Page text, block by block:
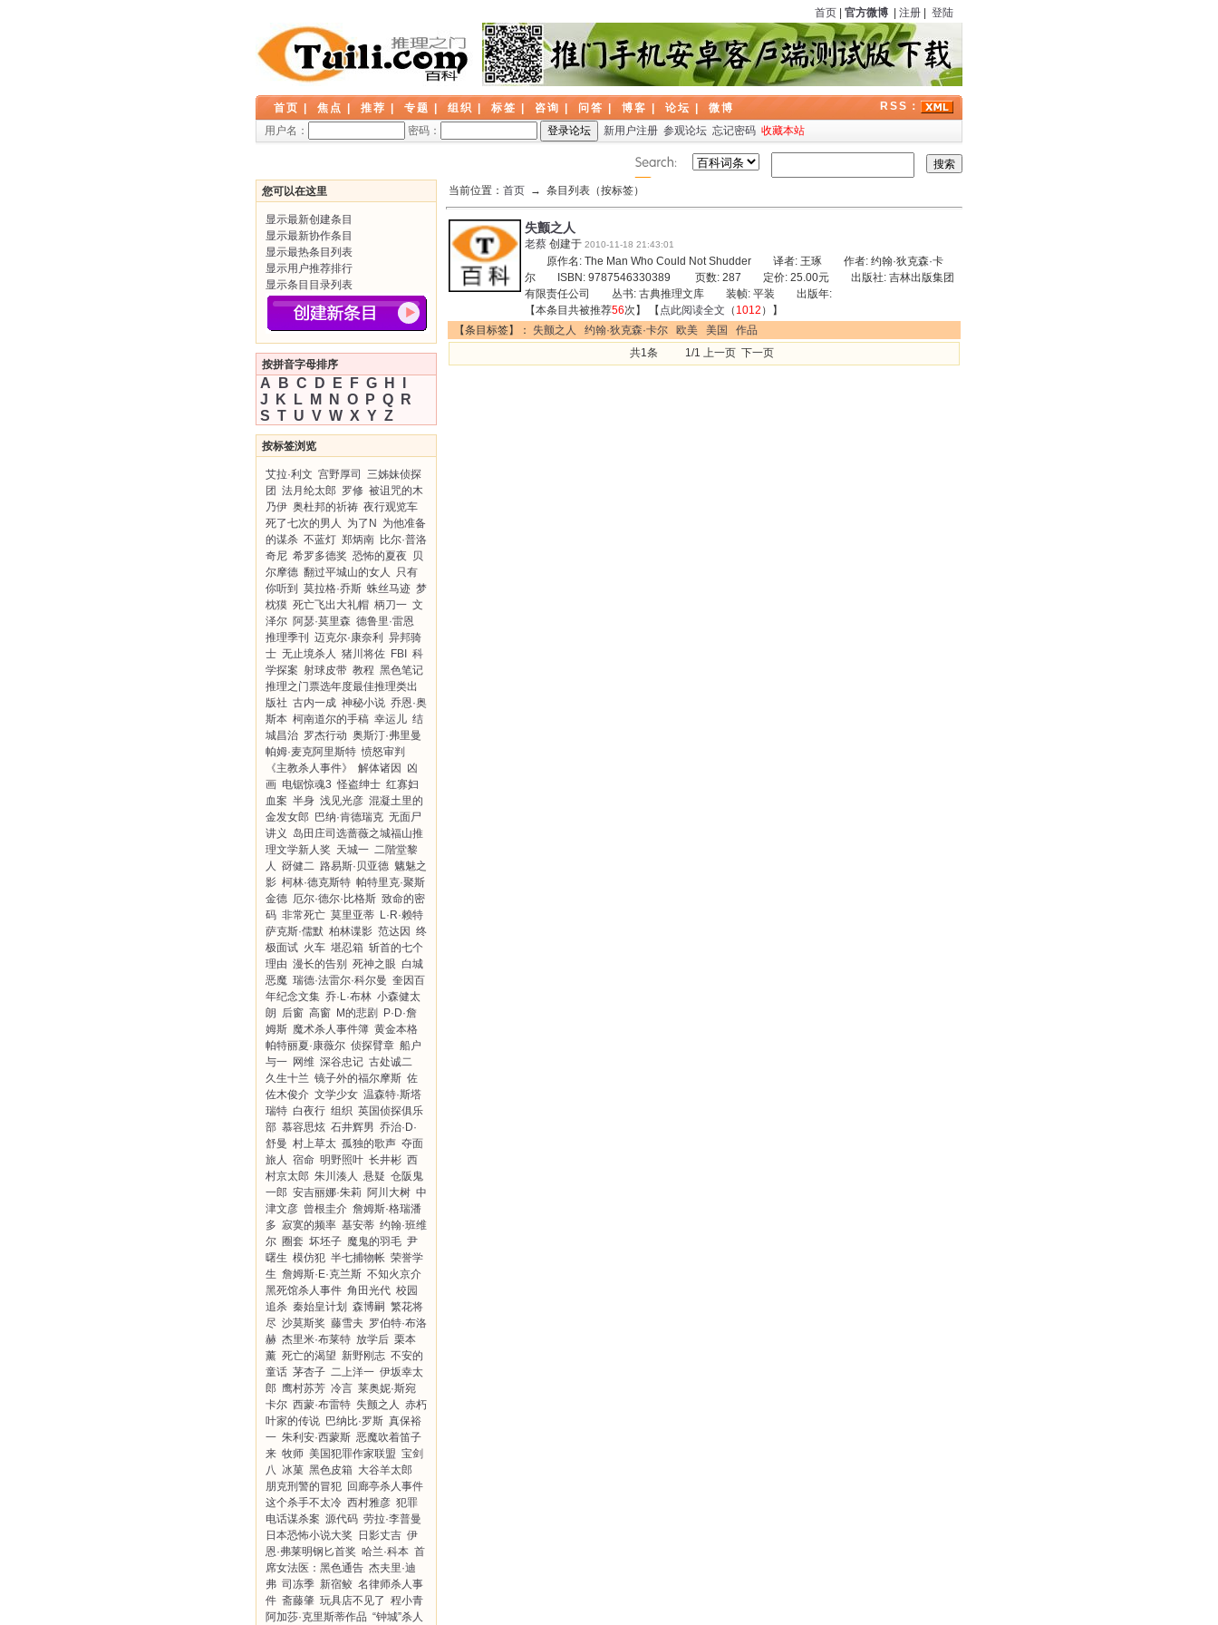
首页 官方微博 注册 登陆
首页 焦点 推荐 专题 组织 标签 咨询 问答 博客 论坛 微博
RSS：
用户名：
密码： 新用户注册 参观论坛 忘记密码 收藏本站
您可以在这里
显示最新创建条目
显示最新协作条目
显示最热条目列表
显示用户推荐排行
显示条目目录列表
按拼音字母排序
A B C D E F G H
J
K L M N O P Q
R
S T U V W X Y Z
按标签浏览
艾拉·利文 宫野厚司
三姊妹侦探
团 法月纶太郎 罗修 被诅咒的木
乃伊 奥杜邦的祈祷 夜行观览车
死了七次的男人
为了N
为他准备
的谋杀 不蓝灯 郑炳南 比尔·普洛
奇尼 希罗多德奖 恐怖的夏夜
贝
尔摩德 翻过平城山的女人
只有
你听到
莫拉格·乔斯 蛛丝马迹 梦
枕獏 死亡飞出大礼帽 柄刀一 文
泽尔 阿瑟·莫里森 德鲁里·雷恩
推理季刊
迈克尔·康奈利
异邦骑
士 无止境杀人 猪川将佐 FBI
科
学探案 射球皮带 教程 黑色笔记
推理之门票选年度最佳推理类出
版社 古内一成 神秘小说 乔恩·奥
斯本 柯南道尔的手稿 幸运儿 结
城昌治 罗杰行动 奥斯汀·弗里曼
帕姆·麦克阿里斯特 愤怒审判
《主教杀人事件》
解体诸因
凶
画 电锯惊魂3 怪盗绅士 红寡妇
血案 半身 浅见光彦 混凝土里的
金发女郎 巴纳·肯德瑞克 无面尸
讲义
岛田庄司选蔷薇之城福山推
理文学新人奖 天城一 二階堂黎
人 谺健二 路易斯·贝亚德 魑魅之
影 柯林·德克斯特 帕特里克·聚斯
金德 厄尔·德尔·比格斯 致命的密
码 非常死亡 莫里亚蒂 L·R·赖特
萨克斯·儒默 柏林谍影 范达因 终
极面试 火车 堪忍箱 斩首的七个
理由 漫长的告别 死神之眼 白城
恶魔 瑞德·法雷尔·科尔曼 奎因百
年纪念文集 乔·L·布林 小森健太
朗 后窗 高窗 M的悲剧
P·D·詹
姆斯 魔术杀人事件簿 黄金本格
帕特丽夏·康薇尔 侦探臂章 船户
与一 网维 深谷忠记 古处诚二
久生十兰 镜子外的福尔摩斯 佐
佐木俊介 文学少女 温森特·斯塔
瑞特 白夜行 组织 英国侦探俱乐
部 慕容思炫 石井辉男 乔治·D·
舒曼 村上草太 孤独的歌声 夺面
旅人 宿命 明野照叶 长井彬 西
村京太郎 朱川湊人 悬疑 仓阪鬼
一郎 安吉丽娜·朱莉 阿川大树 中
津文彦 曾根圭介 詹姆斯·格瑞潘
多 寂寞的频率 基安蒂 约翰·班维
尔 圈套 坏坯子 魔鬼的羽毛 尹
曙生 模仿犯 半七捕物帐 荣誉学
生 詹姆斯·E·克兰斯 不知火京介
黑死馆杀人事件 角田光代 校园
追杀 秦始皇计划 森博嗣 繁花将
尽 沙莫斯奖 藤雪夫 罗伯特·布洛
赫 杰里米·布莱特 放学后 栗本
薰 死亡的渴望 新野刚志 不安的
童话 茅杏子 二上洋一 伊坂幸太
郎 鹰村苏芳 冷言 莱奥妮·斯宛
卡尔 西蒙·布雷特 失颤之人 赤朽
叶家的传说 巴纳比·罗斯 真保裕
一 朱利安·西蒙斯 恶魔吹着笛子
来 牧师 美国犯罪作家联盟 宝剑
八 冰菓 黑色皮箱 大谷羊太郎
朋克刑警的冒犯 回廊亭杀人事件
这个杀手不太冷 西村雅彦 犯罪
电话谋杀案 源代码 劳拉·李普曼
日本恐怖小说大奖
日影丈吉 伊
恩·弗莱明钢匕首奖 哈兰·科本 首
席女法医：黑色通告 杰夫里·迪
弗 司冻季 新宿鲛 名律师杀人事
件 斋藤肇 玩具店不见了 程小青
阿加莎·克里斯蒂作品 “钟城”杀人
当前位置： 首页 → 条目列表（按标签）
失颤之人
老蔡 创建于 2010-11-18 21:43:01
原作名: The Man Who Could Not Shudder 译者: 王琢 作者: 约翰·狄克森·卡
尔 ISBN: 9787546330389 页数: 287 定价: 25.00元 出版社: 吉林出版集团
有限责任公司 丛书: 古典推理文库 装帧: 平装 出版年:
【本条目共被推荐56次】 【 点此阅读全文 （ 1012 ）】
【条目标签】： 失颤之人 约翰·狄克森·卡尔 欧美 美国
作品
共1条 1/1 上一页 下一页